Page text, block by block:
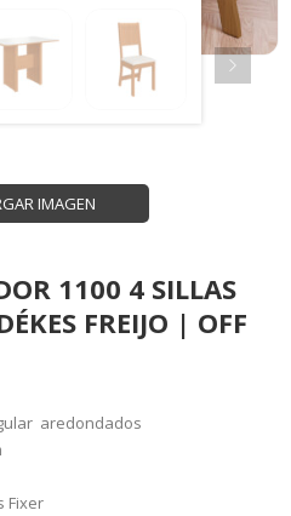
IMAGEN
1100 4 SILLAS
FREIJO | OFF
aredondados
Fixer